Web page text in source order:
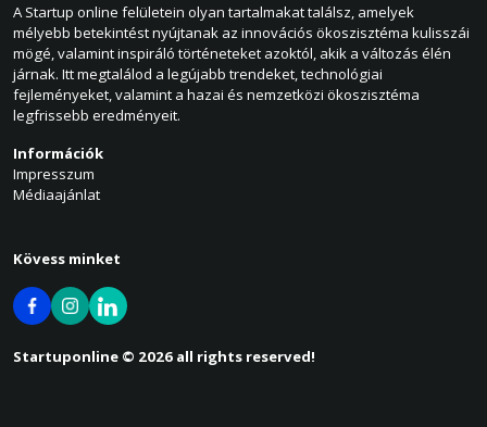
A Startup online felületein olyan tartalmakat találsz, amelyek
mélyebb betekintést nyújtanak az innovációs ökoszisztéma kulisszái
mögé, valamint inspiráló történeteket azoktól, akik a változás élén
járnak. Itt megtalálod a legújabb trendeket, technológiai
fejleményeket, valamint a hazai és nemzetközi ökoszisztéma
legfrissebb eredményeit.
Információk
Impresszum
Médiaajánlat
Kövess minket
Startuponline © 2026 all rights reserved!